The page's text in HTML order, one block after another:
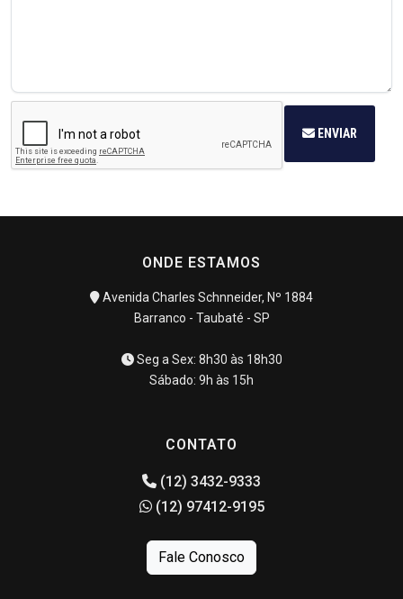
ENVIAR
ONDE ESTAMOS
Avenida Charles Schnneider, Nº 1884
Barranco - Taubaté - SP
Seg a Sex: 8h30 às 18h30
Sábado: 9h às 15h
CONTATO
(12) 3432-9333
(12) 97412-9195
Fale Conosco